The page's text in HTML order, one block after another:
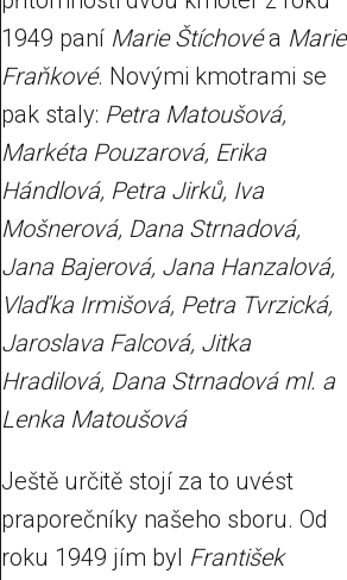
1949 paní Marie Štíchovéa Marie
Fraňkové. Novými kmotrami se
pak staly: Petra Matoušová,
Markéta Pouzarová, Erika
Hándlová, Petra Jirků, Iva
Mošnerová, Dana Strnadová,
Jana Bajerová, Jana Hanzalová,
Vlaďka Irmišová, Petra Tvrzická,
Jaroslava Falcová, Jitka
Hradilová, Dana Strnadová ml. a
Lenka Matoušová
Ještě určitě stojí za to uvést
praporečníky našeho sboru. Od
roku 1949 jím byl František